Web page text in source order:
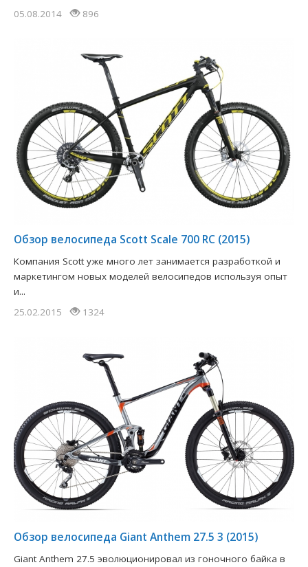
05.08.2014
896
​Обзор велосипеда Scott Scale 700 RC (2015)
Компания Scott уже много лет занимается разработкой и
маркетингом новых моделей велосипедов используя опыт
и...
25.02.2015
1324
Обзор велосипеда Giant Anthem 27.5 3 (2015)
Giant Anthem 27.5 эволюционировал из гоночного байка в